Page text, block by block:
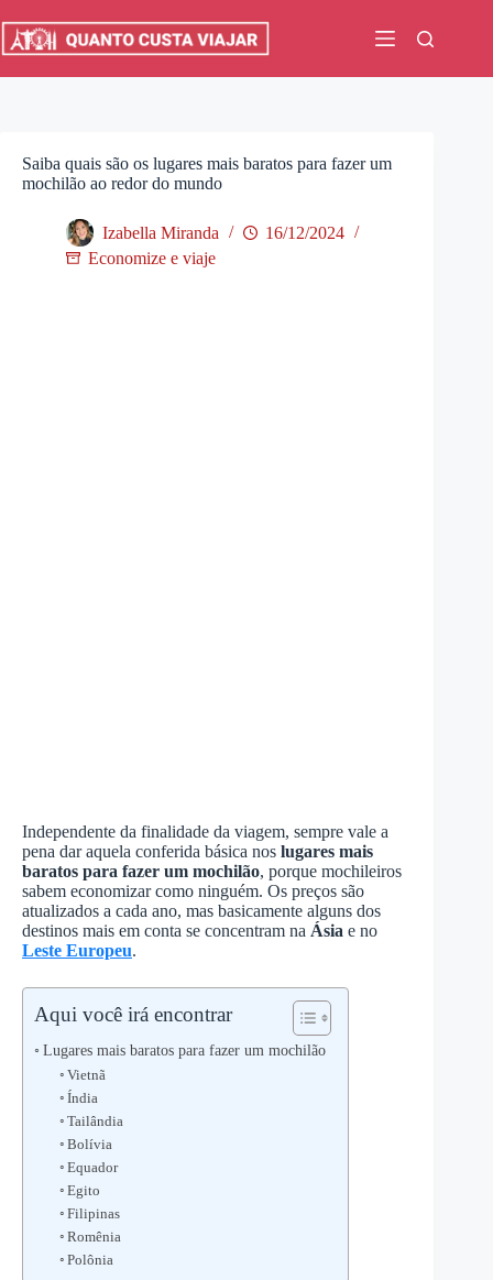
para
Saiba quais são os lugares mais baratos para fazer um
mochilão ao redor do mundo
Izabella Miranda
16/12/2024
Economize e viaje
Independente da finalidade da viagem, sempre vale a
pena dar aquela conferida básica nos lugares mais
baratos para fazer um mochilão, porque mochileiros
sabem economizar como ninguém. Os preços são
atualizados a cada ano, mas basicamente alguns dos
destinos mais em conta se concentram na Ásia e no
Leste Europeu.
Aqui você irá encontrar
Lugares mais baratos para fazer um mochilão
Vietnã
Índia
Tailândia
Bolívia
Equador
Egito
Filipinas
Romênia
Polônia